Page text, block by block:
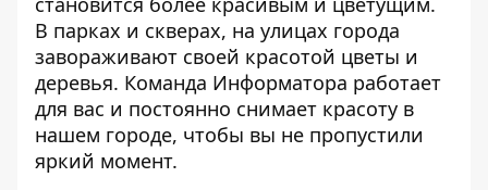
В парках и скверах, на улицах города
завораживают своей красотой цветы и
деревья. Команда Информатора работает
для вас и постоянно снимает красоту в
нашем городе, чтобы вы не пропустили
яркий момент.